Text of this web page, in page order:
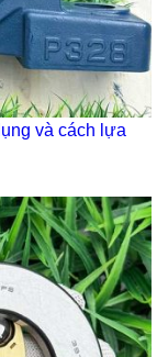
và cách lựa